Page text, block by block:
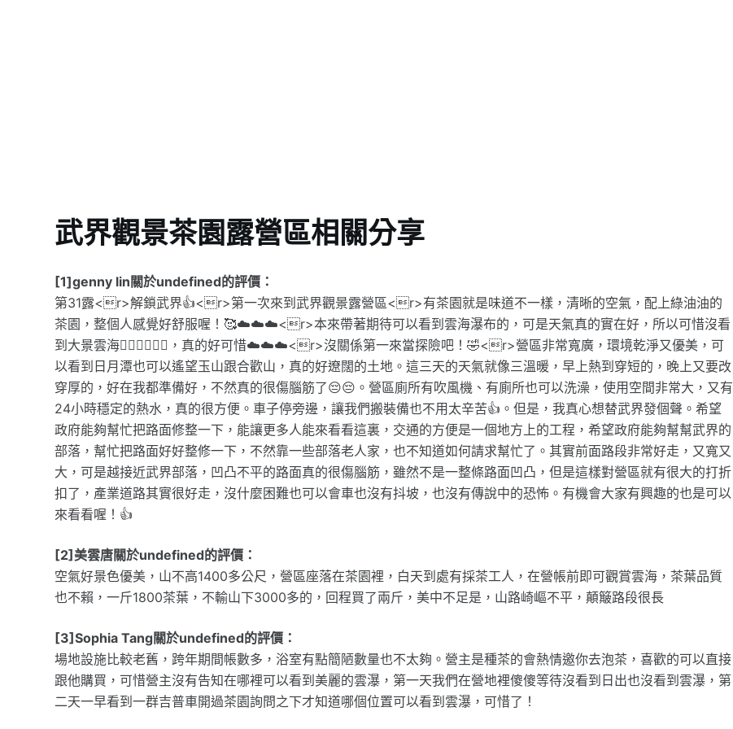
武界觀景茶園露營區相關分享
[1]genny lin關於undefined的評價：
第31露<r>解鎖武界👍<r>第一次來到武界觀景露營區<r>有茶園就是味道不一樣，清晰的空氣，配上綠油油的
茶園，整個人感覺好舒服喔！🥰☁️☁️☁️<r>本來帶著期待可以看到雲海瀑布的，可是天氣真的實在好，所以可惜沒看
到大景雲海😮‍💨😮‍💨😮‍💨，真的好可惜☁️☁️☁️<r>沒關係第一來當探險吧！🤣<r>營區非常寬廣，環境乾淨又優美，可
以看到日月潭也可以遙望玉山跟合歡山，真的好遼闊的土地。這三天的天氣就像三溫暖，早上熱到穿短的，晚上又要改
穿厚的，好在我都準備好，不然真的很傷腦筋了😔😔。營區廁所有吹風機、有廁所也可以洗澡，使用空間非常大，又有
24小時穩定的熱水，真的很方便。車子停旁邊，讓我們搬裝備也不用太辛苦👍。但是，我真心想替武界發個聲。希望
政府能夠幫忙把路面修整一下，能讓更多人能來看看這裏，交通的方便是一個地方上的工程，希望政府能夠幫幫武界的
部落，幫忙把路面好好整修一下，不然靠一些部落老人家，也不知道如何請求幫忙了。其實前面路段非常好走，又寬又
大，可是越接近武界部落，凹凸不平的路面真的很傷腦筋，雖然不是一整條路面凹凸，但是這樣對營區就有很大的打折
扣了，產業道路其實很好走，沒什麼困難也可以會車也沒有抖坡，也沒有傳說中的恐怖。有機會大家有興趣的也是可以
來看看喔！👍
[2]美雲唐關於undefined的評價：
空氣好景色優美，山不高1400多公尺，營區座落在茶園裡，白天到處有採茶工人，在營帳前即可觀賞雲海，茶葉品質
也不賴，一斤1800茶葉，不輸山下3000多的，回程買了兩斤，美中不足是，山路崎嶇不平，顛簸路段很長
[3]Sophia Tang關於undefined的評價：
場地設施比較老舊，跨年期間帳數多，浴室有點簡陋數量也不太夠。營主是種茶的會熱情邀你去泡茶，喜歡的可以直接
跟他購買，可惜營主沒有告知在哪裡可以看到美麗的雲瀑，第一天我們在營地裡傻傻等待沒看到日出也沒看到雲瀑，第
二天一早看到一群吉普車開過茶園詢問之下才知道哪個位置可以看到雲瀑，可惜了！